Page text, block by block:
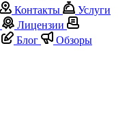
Контакты
Услуги
Лицензии
Блог
Обзоры